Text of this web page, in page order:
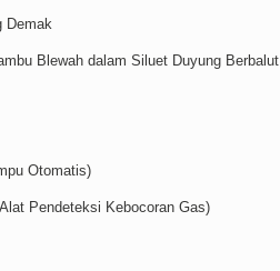
Demak
Blewah dalam Siluet Duyung
Otomatis)
Pendeteksi Kebocoran Gas)